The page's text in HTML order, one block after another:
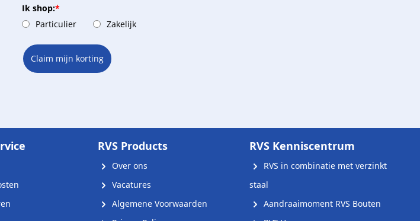
Ik shop:*
Particulier
Zakelijk
Claim mijn korting
RVS Products
Over ons
Vacatures
Algemene Voorwaarden
RVS Kenniscentrum
RVS in combinatie met verzinkt
staal
Aandraaimoment RVS Bouten